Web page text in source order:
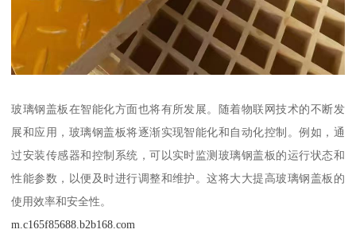
玻璃钢盖板在智能化方面也将有所发展。随着物联网技术的不断发
展和应用，玻璃钢盖板将逐渐实现智能化和自动化控制。例如，通
过安装传感器和控制系统，可以实时监测玻璃钢盖板的运行状态和
性能参数，以便及时进行调整和维护。这将大大提高玻璃钢盖板的
使用效率和安全性。
m.c165f85688.b2b168.com